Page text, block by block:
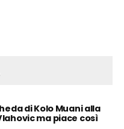
di Kolo Muani alla
ma piace così